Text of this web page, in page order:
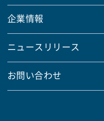
企業情報
ニュースリリース
お問い合わせ